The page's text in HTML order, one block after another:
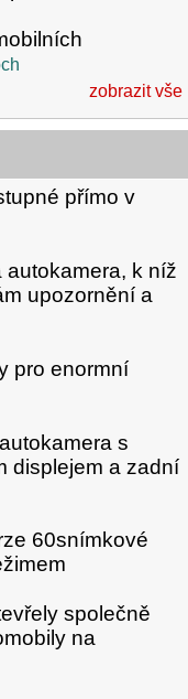
zobrazit vše
přímo v
autokamera, k níž
upozornění a
pro enormní
s
displejem a zadní
60snímkové
společně
na